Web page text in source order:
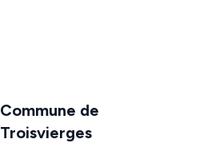
Commune de
Troisvierges